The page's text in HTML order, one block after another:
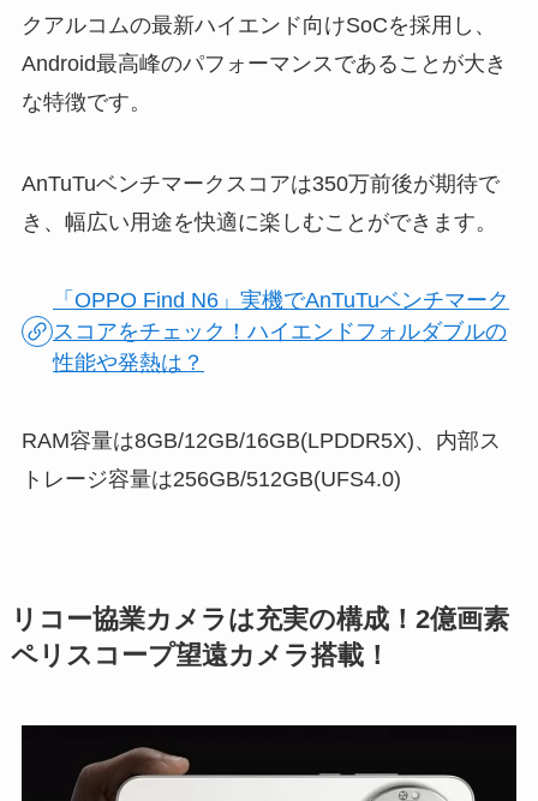
クアルコムの最新ハイエンド向けSoCを採用し、
Android最高峰のパフォーマンスであることが大き
な特徴です。
AnTuTuベンチマークスコアは350万前後が期待で
き、幅広い用途を快適に楽しむことができます。
「OPPO Find N6」実機でAnTuTuベンチマーク
スコアをチェック！ハイエンドフォルダブルの
性能や発熱は？
RAM容量は8GB/12GB/16GB(LPDDR5X)、内部ス
トレージ容量は256GB/512GB(UFS4.0)
リコー協業カメラは充実の構成！2億画素
ペリスコープ望遠カメラ搭載！